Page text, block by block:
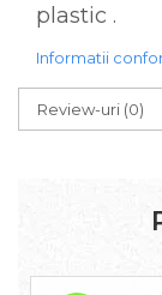
plastic .
Informatii
Review-uri (0)